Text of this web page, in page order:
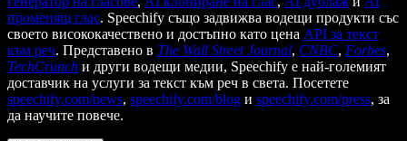
променящ глас. Speechify също задвижва водещи продукти със
своето висококачествено и достъпно като цена API за текст
към реч. Представено в The Wall Street Journal, CNBC, Forbes,
TechCrunch и други водещи медии, Speechify е най-големият
доставчик на услуги за текст към реч в света. Посетете
speechify.com/news, speechify.com/blog и speechify.com/press, за
да научите повече.